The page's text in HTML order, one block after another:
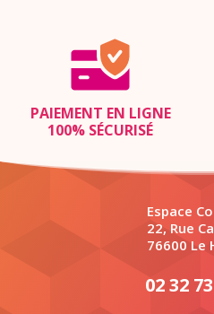
PAIEMENT EN LIGNE
100% SÉCURISÉ
Espace
22, Rue
76600 Le
02 32